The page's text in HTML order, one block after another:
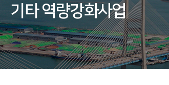
추진 사업지
주민역량강화사업
행사/일정
언론보도
자료실
기타 역량강화사업